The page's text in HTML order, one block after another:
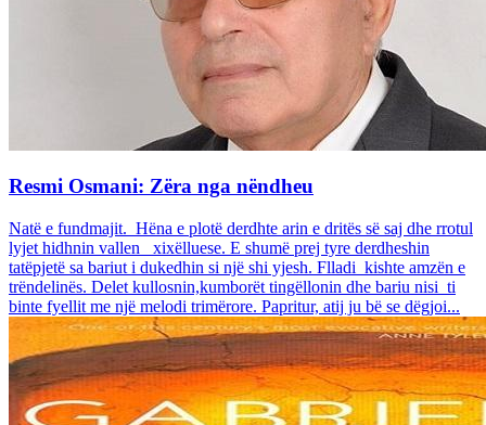
Resmi Osmani: Zëra nga nëndheu
Natë e fundmajit. Hëna e plotë derdhte arin e dritës së saj dhe rrotul
lyjet hidhnin vallen xixëlluese. E shumë prej tyre derdheshin
tatëpjetë sa bariut i dukedhin si një shi yjesh. Flladi kishte amzën e
trëndelinës. Delet kullosnin,kumborët tingëllonin dhe bariu nisi ti
binte fyellit me një melodi trimërore. Papritur, atij ju bë se dëgjoi...